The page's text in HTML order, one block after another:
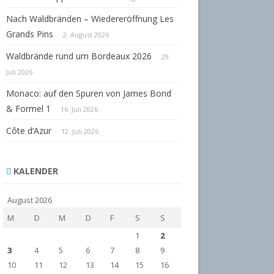
Nach Waldbränden – Wiedereröffnung Les
Grands Pins
2. August 2026
Waldbrände rund um Bordeaux 2026
29.
Juli 2026
Monaco: auf den Spuren von James Bond
& Formel 1
16. Juli 2026
Côte d‘Azur 12. Juli 2026
KALENDER
August 2026
M
D M D F S
S
1
2
3
4 5 6 7 8
9
10
11 12 13 14 15 16